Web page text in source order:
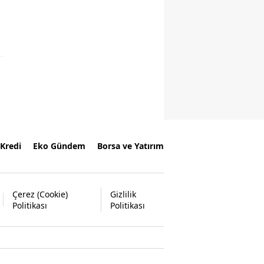
Kredi Eko Gündem Borsa ve Yatırım
Çerez (Cookie)
Politikası
Gizlilik
Politikası